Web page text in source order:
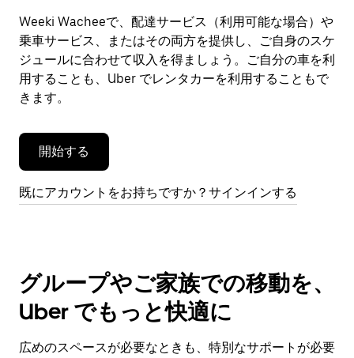
ー
を
閉
じ
ま
す。
Weeki Wacheeで、配達サービス（利用可能な場合）や
乗車サービス、またはその両方を提供し、ご自身のスケ
ジュールに合わせて収入を得ましょう。ご自分の車を利
用することも、Uber でレンタカーを利用することもで
きます。
開始する
既にアカウントをお持ちですか？サインインする
グループやご家族での移動を、
Uber でもっと快適に
広めのスペースが必要なときも、特別なサポートが必要